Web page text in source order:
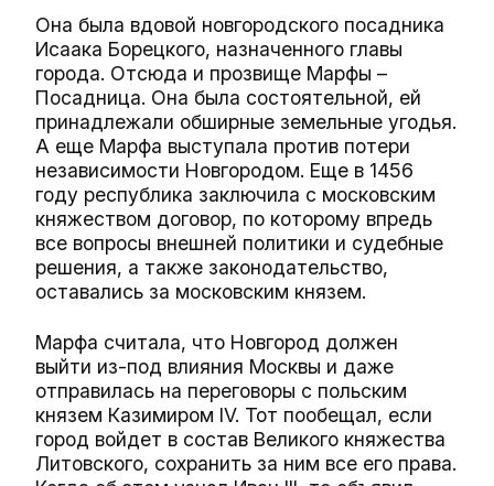
Она была вдовой новгородского посадника
Исаака Борецкого, назначенного главы
города. Отсюда и прозвище Марфы –
Посадница. Она была состоятельной, ей
принадлежали обширные земельные угодья.
А еще Марфа выступала против потери
независимости Новгородом. Еще в 1456
году республика заключила с московским
княжеством договор, по которому впредь
все вопросы внешней политики и судебные
решения, а также законодательство,
оставались за московским князем.
Марфа считала, что Новгород должен
выйти из-под влияния Москвы и даже
отправилась на переговоры с польским
князем Казимиром IV. Тот пообещал, если
город войдет в состав Великого княжества
Литовского, сохранить за ним все его права.